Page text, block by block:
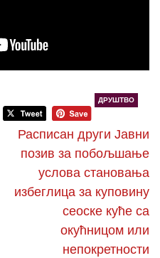
ДРУШТВО
Расписан други Јавни
позив за побољшање
услова становања
избеглица за куповину
сеоске куће са
окућницом или
непокретности